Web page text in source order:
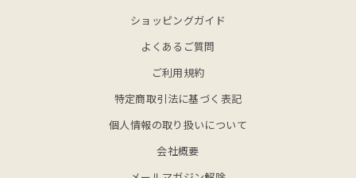
ショッピングガイド
よくあるご質問
ご利用規約
特定商取引法に基づく表記
個人情報の取り扱いについて
会社概要